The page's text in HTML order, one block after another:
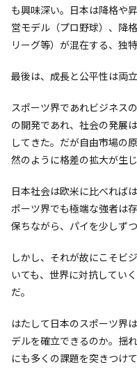
も興味深い。日本は降格や
営モデル（プロ野球）、降
リーグ等）が混在する、独
最後は、成長と公平性は両
スポーツ界であれビジネス
の開発であれ、社会の発展
してきた。だが自由市場の
然のように格差の拡大が生
日本社会は欧米に比べれば
ポーツ界でも極端な強者は
保ちながら、パイを少しず
しかし、それが故にこそビ
いても、世界に対抗してい
だ。
はたして日本のスポーツ界
デルを確立できるのか。揺
にも多くの課題を突きつけて